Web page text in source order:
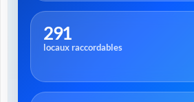
291
locaux raccordables